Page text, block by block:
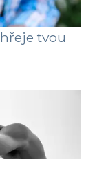
tvou